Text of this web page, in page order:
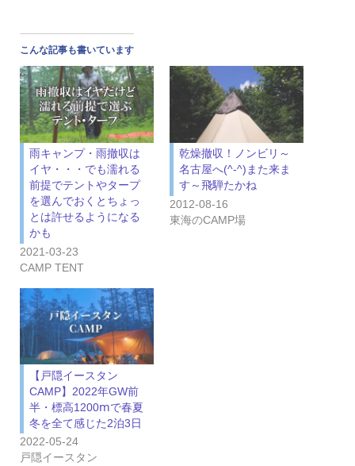
こんな記事も書いています
雨キャンプ・雨撤収は
イヤ・・・でも濡れる
前提でテントやタープ
を選んでおくとちょっ
とは許せるようになる
かも
2021-03-23
CAMP TENT
乾燥撤収！ノンビリ～
名古屋へ(^-^)また来ま
す～飛騨たかね
2012-08-16
東海のCAMP場
【戸隠イースタン
CAMP】2022年GW前
半・標高1200ⅿで春夏
冬を全て感じた2泊3日
2022-05-24
戸隠イースタン